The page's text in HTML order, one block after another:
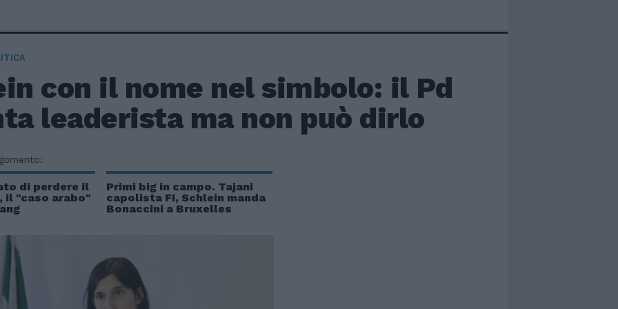
con il nome nel simbolo: il Pd
leaderista ma non può dirlo
di perdere il
il "caso arabo"
Primi big in campo. Tajani
capolista FI, Schlein manda
Bonaccini a Bruxelles